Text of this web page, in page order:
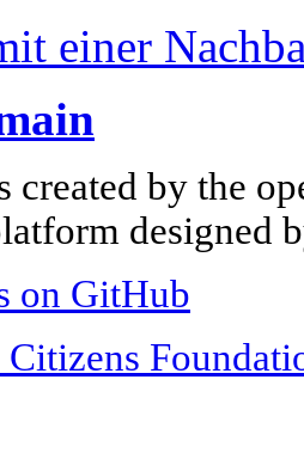
einer
created by the
designed
on GitHub
Citizens